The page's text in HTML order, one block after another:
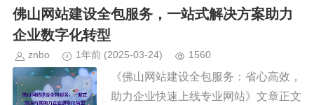
象，还能拓展市场、优化客户体验，并
佛山网站建设全包服务，一站式解决方案助力
企业数字化转型
znbo 1年前 (2025-03-24) 1560
《佛山网站建设全包服务：省心高效，
助力企业快速上线专业网站》文章正文